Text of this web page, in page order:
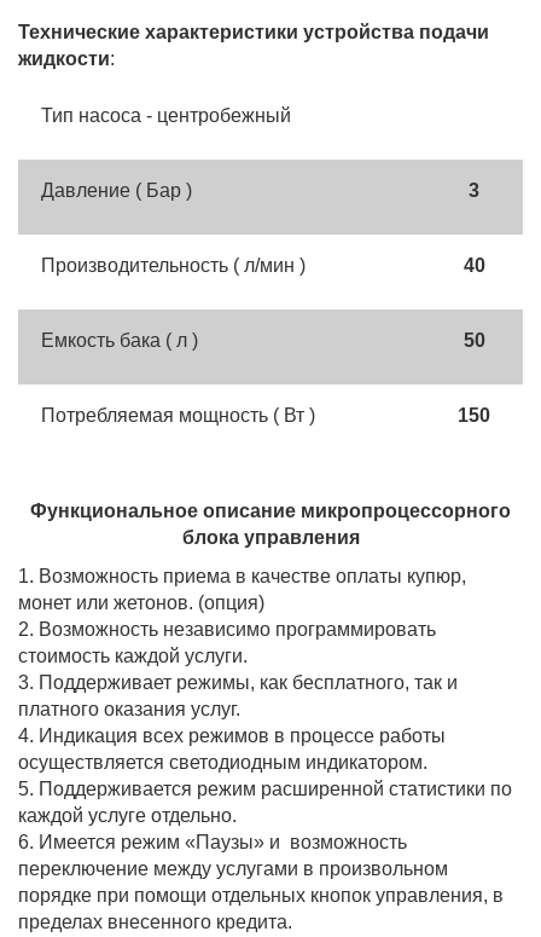
Технические характеристики устройства подачи
жидкости:
Тип насоса - центробежный
Давление ( Бар ) 3
Производительность ( л/мин ) 40
Емкость бака ( л ) 50
Потребляемая мощность ( Вт ) 150
Функциональное описание микропроцессорного
блока управления
1. Возможность приема в качестве оплаты купюр,
монет или жетонов. (опция)
2. Возможность независимо программировать
стоимость каждой услуги.
3. Поддерживает режимы, как бесплатного, так и
платного оказания услуг.
4. Индикация всех режимов в процессе работы
осуществляется светодиодным индикатором.
5. Поддерживается режим расширенной статистики по
каждой услуге отдельно.
6. Имеется режим «Паузы» и возможность
переключение между услугами в произвольном
порядке при помощи отдельных кнопок управления, в
пределах внесенного кредита.